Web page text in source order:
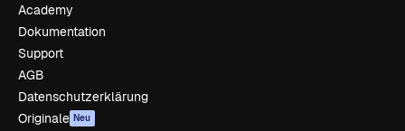
Academy
Dokumentation
Support
AGB
Datenschutzerklärung
Originale Neu